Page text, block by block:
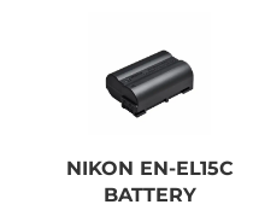
NIKON EN-EL15C
BATTERY